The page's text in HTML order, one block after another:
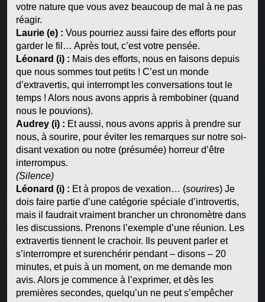
votre nature que vous avez beaucoup de mal à ne pas
réagir.
Laurie (e) : Vous pourriez aussi faire des efforts pour
garder le fil… Après tout, c’est votre pensée.
Léonard (i) : Mais des efforts, nous en faisons depuis
que nous sommes tout petits ! C’est un monde
d’extravertis, qui interrompt les conversations tout le
temps ! Alors nous avons appris à rembobiner (quand
nous le pouvions).
Audrey (i) : Et aussi, nous avons appris à prendre sur
nous, à sourire, pour éviter les remarques sur notre soi-
disant vexation ou notre (présumée) horreur d’être
interrompus.
(Silence)
Léonard (i) : Et à propos de vexation… (sourires) Je
dois faire partie d’une catégorie spéciale d’introvertis,
mais il faudrait vraiment brancher un chronomètre dans
les discussions. Prenons l’exemple d’une réunion. Les
extravertis tiennent le crachoir. Ils peuvent parler et
s’interrompre et surenchérir pendant – disons – 20
minutes, et puis à un moment, on me demande mon
avis. Alors je commence à l’exprimer, et dès les
premières secondes, quelqu’un ne peut s’empêcher